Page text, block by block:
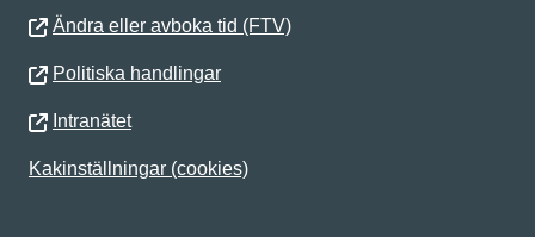
Ändra eller avboka tid (FTV)
Politiska handlingar
Intranätet
Kakinställningar (cookies)